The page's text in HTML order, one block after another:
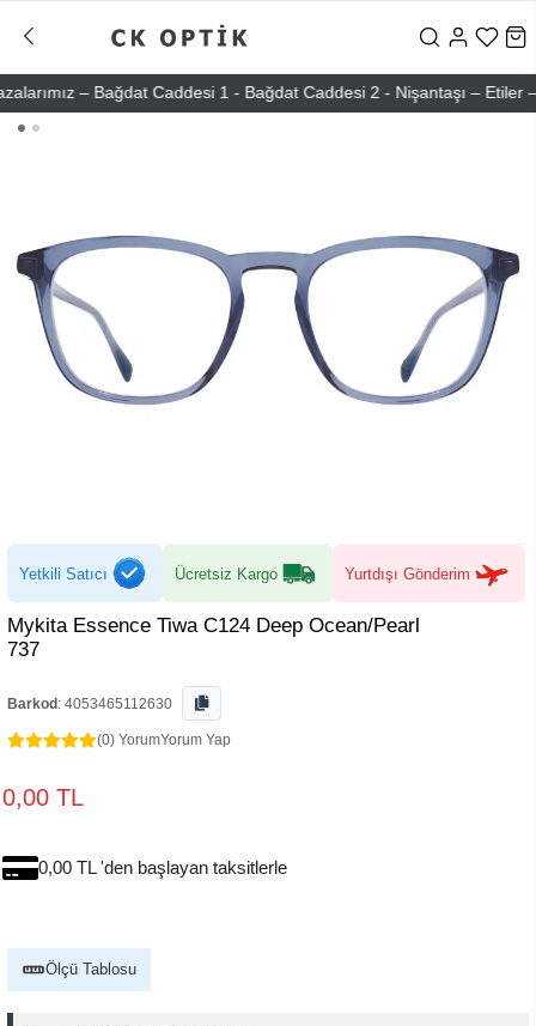
– Bağdat Caddesi 1 - Bağdat Caddesi 2 - Nişantaşı – Etiler –
Yetkili Satıcı Ücretsiz Kargo Yurtdışı Gönderim
Mykita Essence Tiwa C124 Deep Ocean/Pearl
737
Barkod : 4053465112630
(0) YorumYorum Yap
0,00 TL
0,00 TL 'den başlayan taksitlerle
Ölçü Tablosu